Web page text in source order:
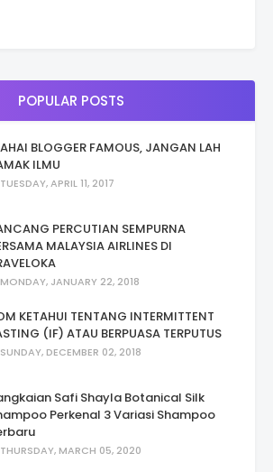
POPULAR POSTS
BLOGGER FAMOUS, JANGAN LAH
ILMU
TUESDAY, APRIL 11, 2017
PERCUTIAN SEMPURNA
MALAYSIA AIRLINES DI
MONDAY, JANUARY 22, 2018
KETAHUI TENTANG INTERMITTENT
(IF) ATAU BERPUASA TERPUTUS
SUNDAY, DECEMBER 02, 2018
Safi Shayla Botanical Silk
Perkenal 3 Variasi Shampoo
THURSDAY, MARCH 05, 2020